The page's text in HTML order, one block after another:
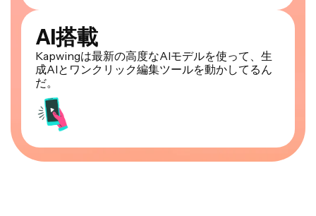
AI搭載
Kapwingは最新の高度なAIモデルを使って、生
成AIとワンクリック編集ツールを動かしてるん
だ。